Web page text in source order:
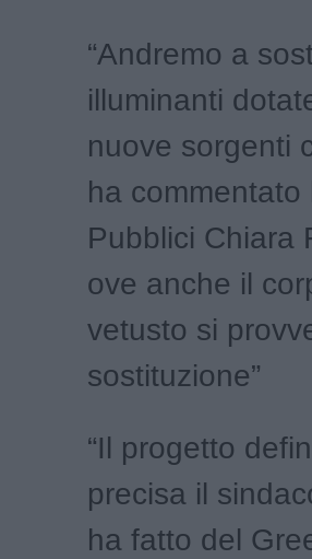
“Andremo a
illuminanti
nuove sorgenti
ha commentato
Pubblici Chiara
ove anche il
vetusto si
sostituzione”
“Il progetto
precisa il
ha fatto del